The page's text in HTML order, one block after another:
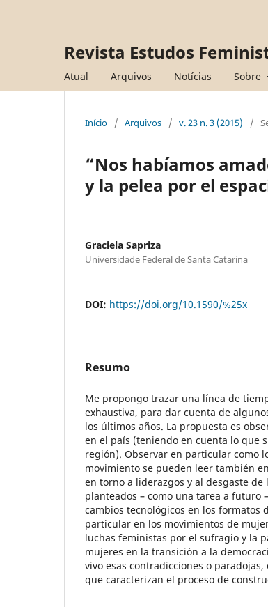
Revista Estudos
Atual Arquivos Notícias Sobre
Início / Arquivos / v. 23 n. 3 (2015) /
“Nos habíamos
y la pelea por el
Graciela Sapriza
Universidade Federal de Santa Catarina
DOI: https://doi.org/10.1590/%25x
Resumo
Me propongo trazar una línea de
exhaustiva, para dar cuenta de
los últimos años. La propuesta es
en el país (teniendo en cuenta lo que
región). Observar en particular como
movimiento se pueden leer también
en torno a liderazgos y al desgaste
planteados – como una tarea a futuro
cambios tecnológicos en los formatos
particular en los movimientos de
luchas feministas por el sufragio y la
mujeres en la transición a la
vivo esas contradicciones o
que caracterizan el proceso de